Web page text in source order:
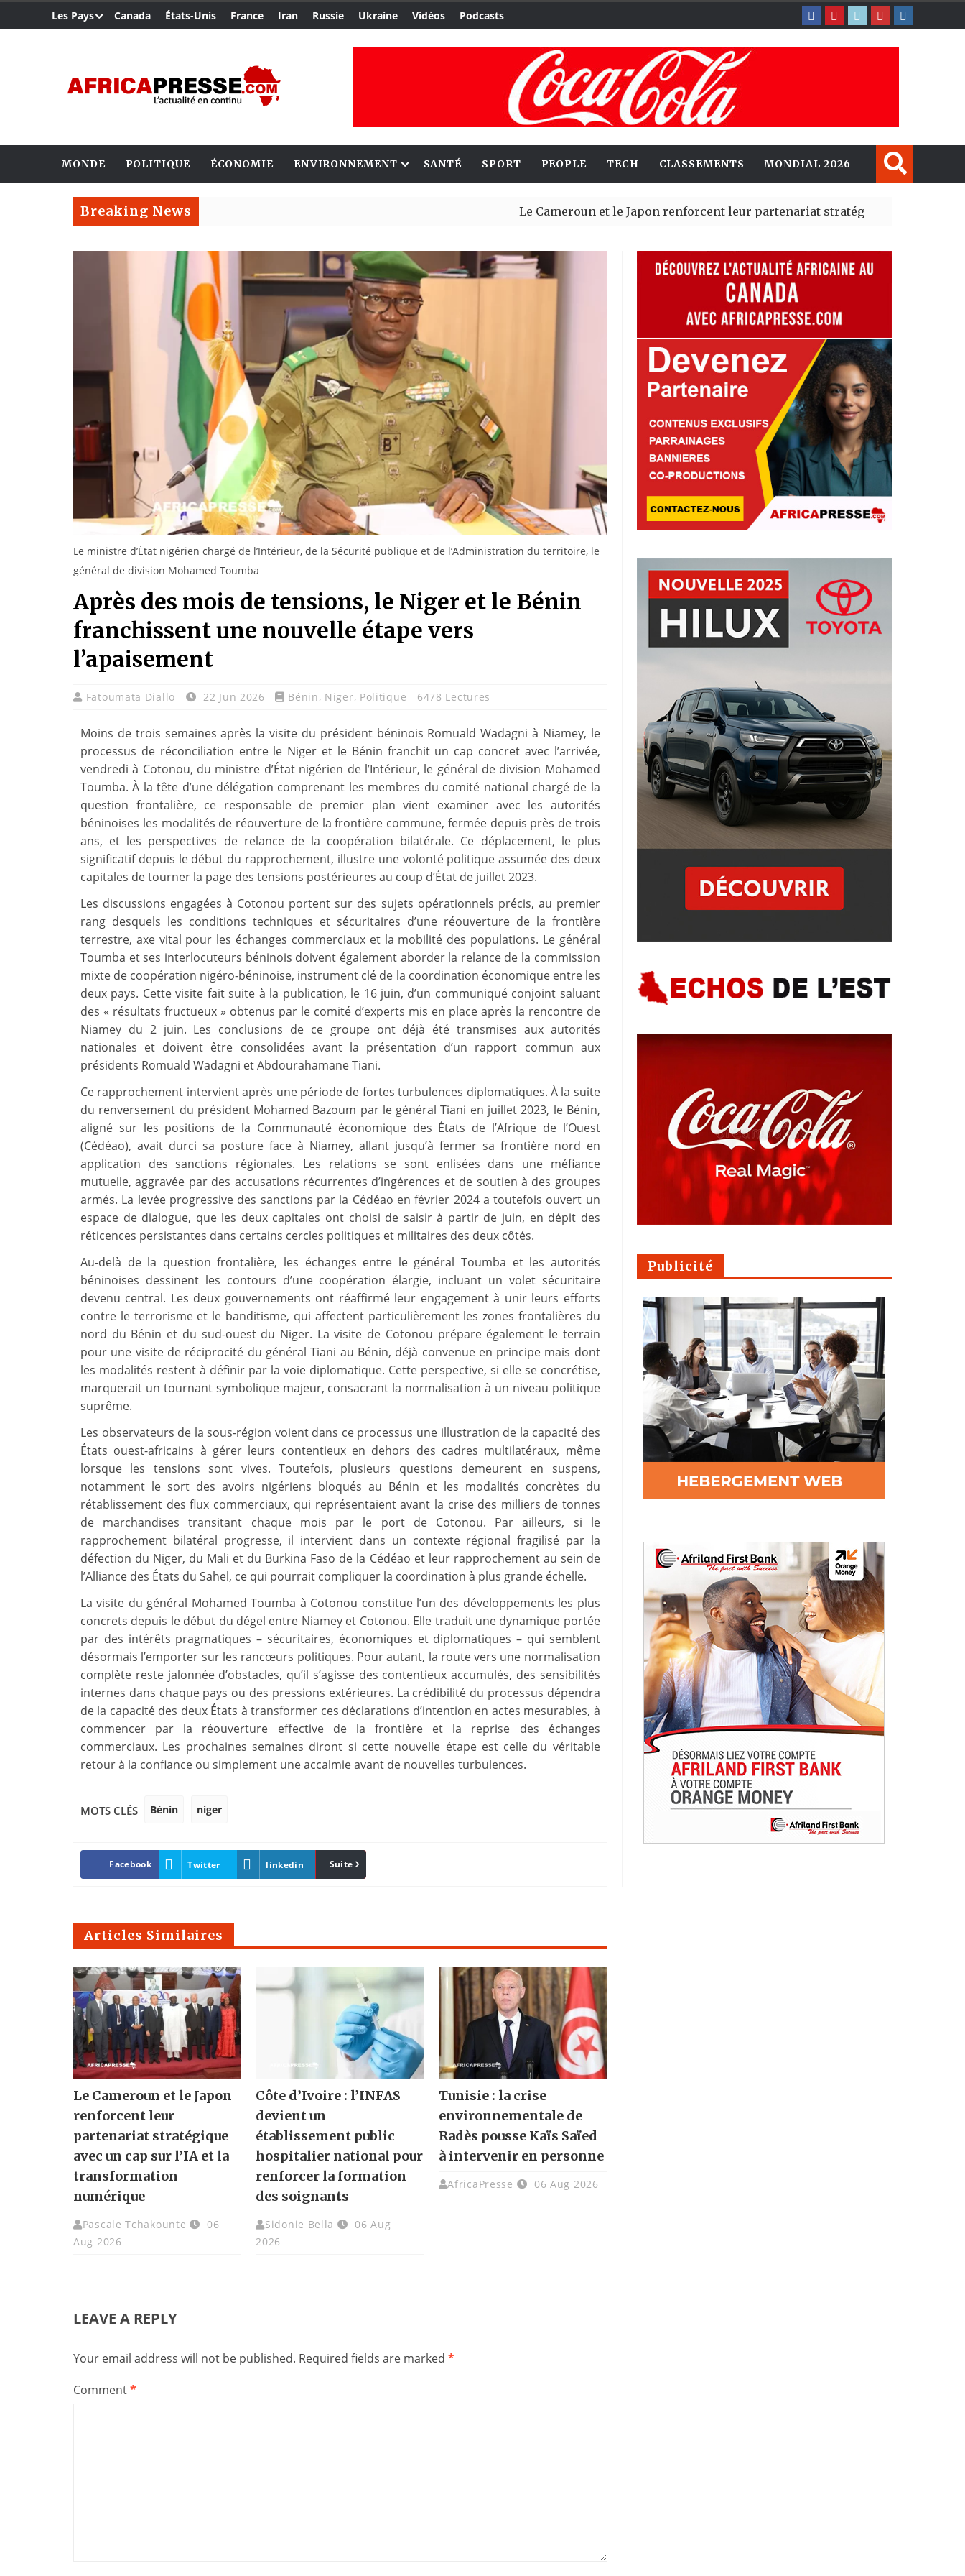
Les Pays Canada États-Unis France Iran Russie Ukraine Vidéos Podcasts
MONDE POLITIQUE ÉCONOMIE ENVIRONNEMENT SANTÉ SPORT PEOPLE TECH CLASSEMENTS MONDIAL 2026
Breaking News Le Cameroun et le Japon renforcent leur partenariat stratégique avec un cap sur
Le ministre d’État nigérien chargé de l’Intérieur, de la Sécurité publique et de l’Administration du territoire, le
général de division Mohamed Toumba
Après des mois de tensions, le Niger et le Bénin
franchissent une nouvelle étape vers
l’apaisement
Fatoumata Diallo 22 Jun 2026 Bénin, Niger, Politique 6478 Lectures
Moins de trois semaines après la visite du président béninois Romuald Wadagni à Niamey, le
processus de réconciliation entre le Niger et le Bénin franchit un cap concret avec l’arrivée,
vendredi à Cotonou, du ministre d’État nigérien de l’Intérieur, le général de division Mohamed
Toumba. À la tête d’une délégation comprenant les membres du comité national chargé de la
question frontalière, ce responsable de premier plan vient examiner avec les autorités
béninoises les modalités de réouverture de la frontière commune, fermée depuis près de trois
ans, et les perspectives de relance de la coopération bilatérale. Ce déplacement, le plus
significatif depuis le début du rapprochement, illustre une volonté politique assumée des deux
capitales de tourner la page des tensions postérieures au coup d’État de juillet 2023.
Les discussions engagées à Cotonou portent sur des sujets opérationnels précis, au premier
rang desquels les conditions techniques et sécuritaires d’une réouverture de la frontière
terrestre, axe vital pour les échanges commerciaux et la mobilité des populations. Le général
Toumba et ses interlocuteurs béninois doivent également aborder la relance de la commission
mixte de coopération nigéro-béninoise, instrument clé de la coordination économique entre les
deux pays. Cette visite fait suite à la publication, le 16 juin, d’un communiqué conjoint saluant
des « résultats fructueux » obtenus par le comité d’experts mis en place après la rencontre de
Niamey du 2 juin. Les conclusions de ce groupe ont déjà été transmises aux autorités
nationales et doivent être consolidées avant la présentation d’un rapport commun aux
présidents Romuald Wadagni et Abdourahamane Tiani.
Ce rapprochement intervient après une période de fortes turbulences diplomatiques. À la suite
du renversement du président Mohamed Bazoum par le général Tiani en juillet 2023, le Bénin,
aligné sur les positions de la Communauté économique des États de l’Afrique de l’Ouest
(Cédéao), avait durci sa posture face à Niamey, allant jusqu’à fermer sa frontière nord en
application des sanctions régionales. Les relations se sont enlisées dans une méfiance
mutuelle, aggravée par des accusations récurrentes d’ingérences et de soutien à des groupes
armés. La levée progressive des sanctions par la Cédéao en février 2024 a toutefois ouvert un
espace de dialogue, que les deux capitales ont choisi de saisir à partir de juin, en dépit des
réticences persistantes dans certains cercles politiques et militaires des deux côtés.
Au-delà de la question frontalière, les échanges entre le général Toumba et les autorités
béninoises dessinent les contours d’une coopération élargie, incluant un volet sécuritaire
devenu central. Les deux gouvernements ont réaffirmé leur engagement à unir leurs efforts
contre le terrorisme et le banditisme, qui affectent particulièrement les zones frontalières du
nord du Bénin et du sud-ouest du Niger. La visite de Cotonou prépare également le terrain
pour une visite de réciprocité du général Tiani au Bénin, déjà convenue en principe mais dont
les modalités restent à définir par la voie diplomatique. Cette perspective, si elle se concrétise,
marquerait un tournant symbolique majeur, consacrant la normalisation à un niveau politique
suprême.
Les observateurs de la sous-région voient dans ce processus une illustration de la capacité des
États ouest-africains à gérer leurs contentieux en dehors des cadres multilatéraux, même
lorsque les tensions sont vives. Toutefois, plusieurs questions demeurent en suspens,
notamment le sort des avoirs nigériens bloqués au Bénin et les modalités concrètes du
rétablissement des flux commerciaux, qui représentaient avant la crise des milliers de tonnes
de marchandises transitant chaque mois par le port de Cotonou. Par ailleurs, si le
rapprochement bilatéral progresse, il intervient dans un contexte régional fragilisé par la
défection du Niger, du Mali et du Burkina Faso de la Cédéao et leur rapprochement au sein de
l’Alliance des États du Sahel, ce qui pourrait compliquer la coordination à plus grande échelle.
La visite du général Mohamed Toumba à Cotonou constitue l’un des développements les plus
concrets depuis le début du dégel entre Niamey et Cotonou. Elle traduit une dynamique portée
par des intérêts pragmatiques – sécuritaires, économiques et diplomatiques – qui semblent
désormais l’emporter sur les rancœurs politiques. Pour autant, la route vers une normalisation
complète reste jalonnée d’obstacles, qu’il s’agisse des contentieux accumulés, des sensibilités
internes dans chaque pays ou des pressions extérieures. La crédibilité du processus dépendra
de la capacité des deux États à transformer ces déclarations d’intention en actes mesurables, à
commencer par la réouverture effective de la frontière et la reprise des échanges
commerciaux. Les prochaines semaines diront si cette nouvelle étape est celle du véritable
retour à la confiance ou simplement une accalmie avant de nouvelles turbulences.
MOTS CLÉS Bénin niger
Facebook Twitter linkedin Pinterest
Suite
Articles Similaires
Le Cameroun et le Japon
renforcent leur
partenariat stratégique
avec un cap sur l’IA et la
transformation
numérique
Pascale Tchakounte
06
Aug 2026
Côte d’Ivoire : l’INFAS
devient un
établissement public
hospitalier national pour
renforcer la formation
des soignants
Sidonie Bella
06 Aug
2026
Tunisie : la crise
environnementale de
Radès pousse Kaïs Saïed
à intervenir en personne
AfricaPresse 06 Aug 2026
LEAVE A REPLY
Your email address will not be published. Required fields are marked *
Comment*
Publicité